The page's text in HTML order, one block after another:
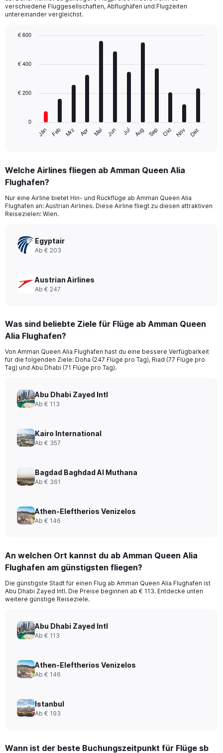
verschiedene Fluggesellschaften, Abflughäfen und Flugzeiten
untereinander vergleichst.
with
The
Range:
12
The
chart
Y
axis
Range:
Jän Feb Mrz Apr Mai Jun Jul Aug Sep Okt Nov Dez
0
€ 200
€ 400
€ 600
Welche Airlines fliegen ab Amman Queen Alia
Flughafen?
Nur eine Airline bietet Hin- und Rückflüge ab Amman Queen Alia
Flughafen an: Austrian Airlines. Diese Airline fliegt zu diesen attraktiven
Reisezielen: Wien.
Egyptair
Ab € 203
Austrian Airlines
Ab € 247
Was sind beliebte Ziele für Flüge ab Amman Queen
Alia Flughafen?
Von Amman Queen Alia Flughafen hast du eine bessere Verfügbarkeit
für die folgenden Ziele: Doha (247 Flüge pro Tag), Riad (77 Flüge pro
Tag) und Abu Dhabi (71 Flüge pro Tag).
Abu Dhabi Zayed Intl
Ab € 113
Kairo International
Ab € 357
Bagdad Baghdad Al Muthana
Ab € 361
Athen-Eleftherios Venizelos
Ab € 146
An welchen Ort kannst du ab Amman Queen Alia
Flughafen am günstigsten fliegen?
Die günstigste Stadt für einen Flug ab Amman Queen Alia Flughafen ist
Abu Dhabi Zayed Intl. Die Preise beginnen ab € 113. Entdecke unten
weitere günstige Reiseziele.
Abu Dhabi Zayed Intl
Ab € 113
Athen-Eleftherios Venizelos
Ab € 146
Istanbul
Ab € 193
Wann ist der beste Buchungszeitpunkt für Flüge sb